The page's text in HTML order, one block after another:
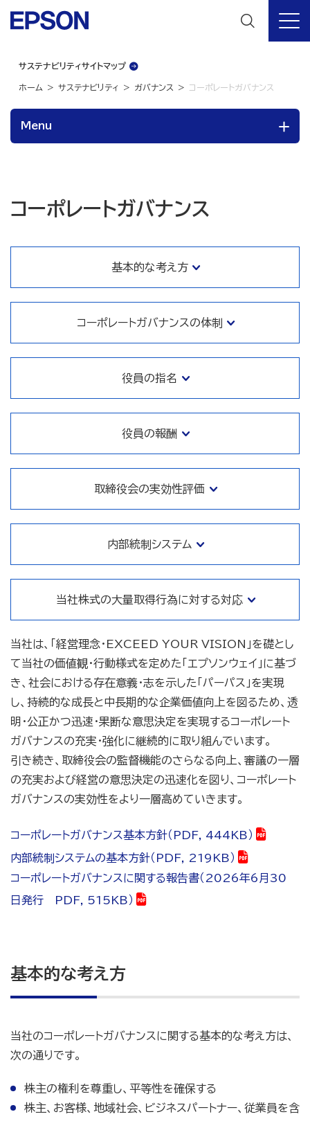
サステナビリティサイトマップ
ホーム サステナビリティ ガバナンス コーポレートガバナンス
Menu
コーポレートガバナンス
基本的な考え方
コーポレートガバナンスの体制
役員の指名
役員の報酬
取締役会の実効性評価
内部統制システム
当社株式の大量取得行為に対する対応
当社は、「経営理念・EXCEED YOUR VISION」を礎とし
て当社の価値観・行動様式を定めた「エプソンウェイ」に基づ
き、社会における存在意義・志を示した「パーパス」を実現
し、持続的な成長と中長期的な企業価値向上を図るため、透
明・公正かつ迅速・果断な意思決定を実現するコーポレート
ガバナンスの充実・強化に継続的に取り組んでいます。
引き続き、取締役会の監督機能のさらなる向上、審議の一層
の充実および経営の意思決定の迅速化を図り、コーポレート
ガバナンスの実効性をより一層高めていきます。
コーポレートガバナンス基本方針（PDF, 444KB）
内部統制システムの基本方針（PDF, 219KB）
コーポレートガバナンスに関する報告書（2026年6月30
日発行 PDF, 515KB）
基本的な考え方
当社のコーポレートガバナンスに関する基本的な考え方は、
次の通りです。
株主の権利を尊重し、平等性を確保する
株主、お客様、地域社会、ビジネスパートナー、従業員を含